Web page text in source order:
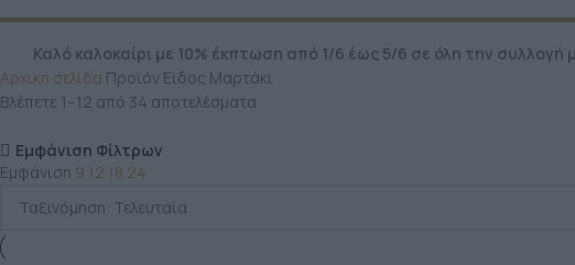
Καλό καλοκαίρι με 10% έκπτωση από 1/6 έως 5/6 σε όλη την συλλογή
Αρχική σελίδα Προϊόν Είδος Μαρτάκι
Βλέπετε 1–12 από 34 αποτελέσματα
Εμφάνιση Φίλτρων
Εμφάνιση 9 12 18 24